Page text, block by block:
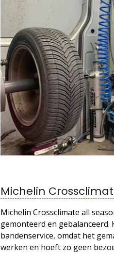
Michelin
Michelin Crossclimate all
gemonteerd en
bandenservice, omdat het
werken en hoeft zo geen